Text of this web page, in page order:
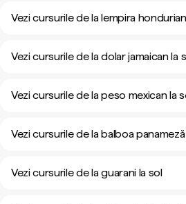
Vezi cursurile de la lempira
Vezi cursurile de la dolar jamaican la
Vezi cursurile de la peso mexican la
Vezi cursurile de la balboa
Vezi cursurile de la guarani la sol